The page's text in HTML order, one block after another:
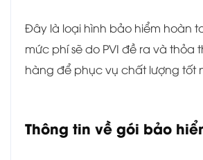
Đây là loại hình bảo hiểm hoàn
mức phí sẽ do PVI đề ra và thỏa
hàng để phục vụ chất lượng tốt
Thông tin về gói bảo